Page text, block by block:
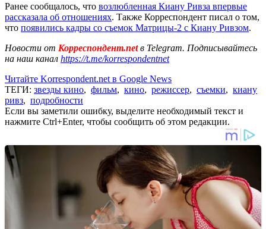
Ранее сообщалось, что возлюбленная Киану Ривза впервые
рассказала об отношениях. Также Корреспондент писал о том,
что появились кадры со съемок Матрицы-2 с Киану Ривзом.
Новости от Корреспондент.netв Telegram. Подписывайтесь
на наш канал https://t.me/korrespondentnet
Читайте Korrespondent.net в Google News
ТЕГИ: звезды кино, фильм, кино, режиссер, съемки, киану
ривз, подробности
Если вы заметили ошибку, выделите необходимый текст и
нажмите Ctrl+Enter, чтобы сообщить об этом редакции.